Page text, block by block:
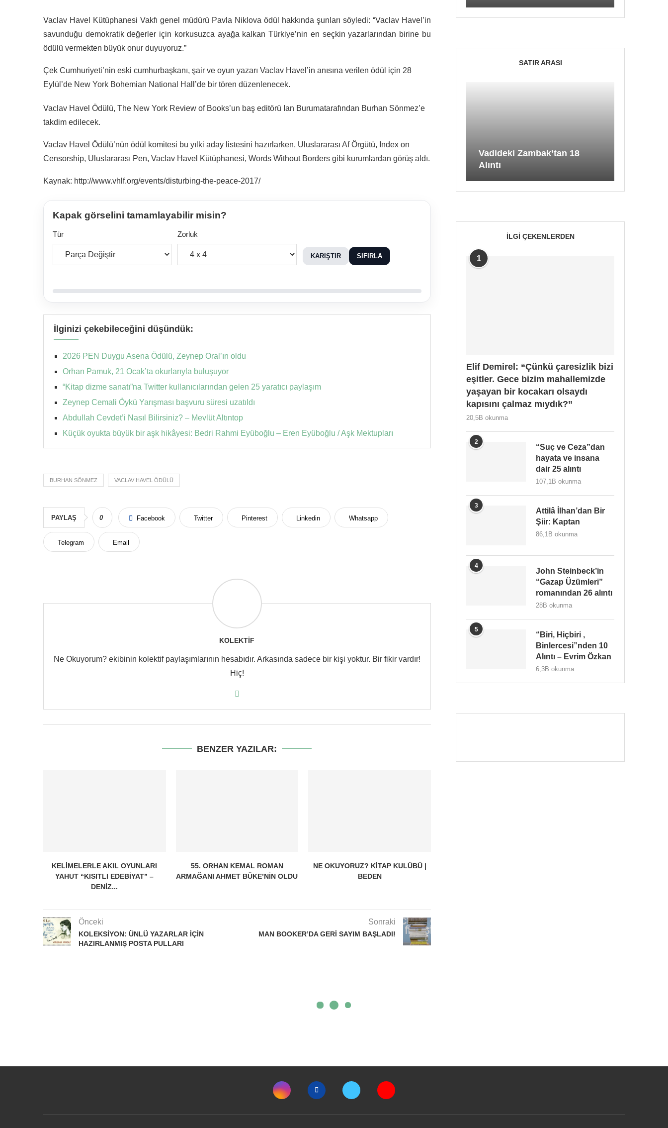
Vaclav Havel Kütüphanesi Vakfı genel müdürü Pavla Niklova ödül hakkında şunları söyledi: “Vaclav Havel’in
savunduğu demokratik değerler için korkusuzca ayağa kalkan Türkiye’nin en seçkin yazarlarından birine bu
ödülü vermekten büyük onur duyuyoruz.”
Çek Cumhuriyeti’nin eski cumhurbaşkanı, şair ve oyun yazarı Vaclav Havel’in anısına verilen ödül için 28
Eylül’de New York Bohemian National Hall’de bir tören düzenlenecek.
Vaclav Havel Ödülü, The New York Review of Books’un baş editörü Ian Burumatarafından Burhan Sönmez’e
takdim edilecek.
Vaclav Havel Ödülü’nün ödül komitesi bu yılki aday listesini hazırlarken, Uluslararası Af Örgütü, Index on
Censorship, Uluslararası Pen, Vaclav Havel Kütüphanesi, Words Without Borders gibi kurumlardan görüş aldı.
Kaynak: http://www.vhlf.org/events/disturbing-the-peace-2017/
Kapak görselini tamamlayabilir misin?
Tür Zorluk
KARIŞTIR SIFIRLA
İlginizi çekebileceğini düşündük:
2026 PEN Duygu Asena Ödülü, Zeynep Oral’ın oldu
Orhan Pamuk, 21 Ocak’ta okurlarıyla buluşuyor
“Kitap dizme sanatı”na Twitter kullanıcılarından gelen 25 yaratıcı paylaşım
Zeynep Cemali Öykü Yarışması başvuru süresi uzatıldı
Abdullah Cevdet’i Nasıl Bilirsiniz? – Mevlüt Altıntop
Küçük oyukta büyük bir aşk hikâyesi: Bedri Rahmi Eyüboğlu – Eren Eyüboğlu / Aşk Mektupları
BURHAN SÖNMEZ VACLAV HAVEL ÖDÜLÜ
PAYLAŞ 0 Facebook Twitter Pinterest Linkedin Whatsapp
Telegram Email
KOLEKTIF
Ne Okuyorum? ekibinin kolektif paylaşımlarının hesabıdır. Arkasında sadece bir kişi yoktur. Bir fikir vardır!
Hiç!
BENZER YAZILAR:
KELIMELERLE AKIL OYUNLARI
YAHUT “KISITLI EDEBIYAT” –
DENIZ...
55. ORHAN KEMAL ROMAN
ARMAĞANI AHMET BÜKE’NIN OLDU
NE OKUYORUZ? KITAP KULÜBÜ |
BEDEN
Önceki
KOLEKSIYON: ÜNLÜ YAZARLAR IÇIN
HAZIRLANMIŞ POSTA PULLARI
Sonraki
MAN BOOKER’DA GERI SAYIM BAŞLADI!
SATIR ARASI
Vadideki Zambak’tan 18
Alıntı
İLGI ÇEKENLERDEN
1
Elif Demirel: “Çünkü çaresizlik bizi
eşitler. Gece bizim mahallemizde
yaşayan bir kocakarı olsaydı
kapısını çalmaz mıydık?”
20,5B okunma
2
“Suç ve Ceza”dan
hayata ve insana
dair 25 alıntı
107,1B okunma
3
Attilâ İlhan’dan Bir
Şiir: Kaptan
86,1B okunma
4
John Steinbeck’in
“Gazap Üzümleri”
romanından 26 alıntı
28B okunma
5
“Biri, Hiçbiri ,
Binlercesi”nden 10
Alıntı – Evrim Özkan
6,3B okunma